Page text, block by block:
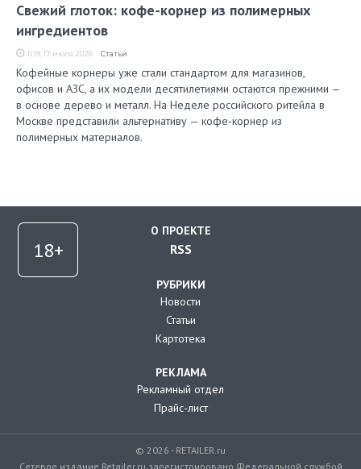
Свежий глоток: кофе-корнер из полимерных
ингредиентов
11:19, 17 июля 2026 Статьи
Кофейные корнеры уже стали стандартом для магазинов,
офисов и АЗС, а их модели десятилетиями остаются прежними —
в основе дерево и металл. На Неделе российского ритейла в
Москве представили альтернативу — кофе-корнер из
полимерных материалов.
О ПРОЕКТЕ
RSS
РУБРИКИ
Новости
Статьи
Картотека
РЕКЛАМА
Рекламный отдел
Прайс-лист
© 2026 - RETAILER.ru
Сетевое издание Retailer.ru зарегистрировано Федеральной службой